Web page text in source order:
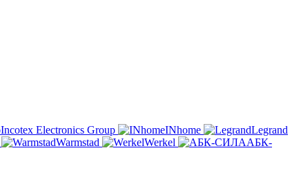
Incotex Electronics Group INhome
Legrand
Warmstad Werkel
АБК-